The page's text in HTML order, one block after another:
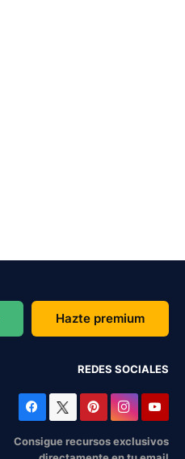
Hazte premium
REDES SOCIALES
Consigue recursos exclusivos